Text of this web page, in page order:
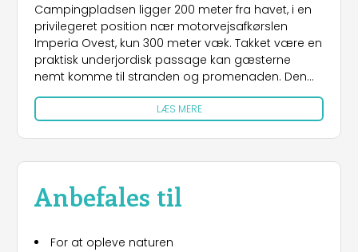
Campingpladsen ligger 200 meter fra havet, i en
privilegeret position nær motorvejsafkørslen
Imperia Ovest, kun 300 meter væk. Takket være en
praktisk underjordisk passage kan gæsterne
nemt komme til stranden og promenaden. Den
offentlige strand byder på et sandområde og et
område med småsten, perfekt til enhver smag.
Der er også en lille havn til joller og småbåde i
nærheden. I gåafstand fra campingpladsen ligger
promenaden med restauranter, isbarer og et
mere bekvem og komplet.
Campingpladsen har rummelige pladser, der
LÆS MERE
Anbefales til
For at opleve naturen